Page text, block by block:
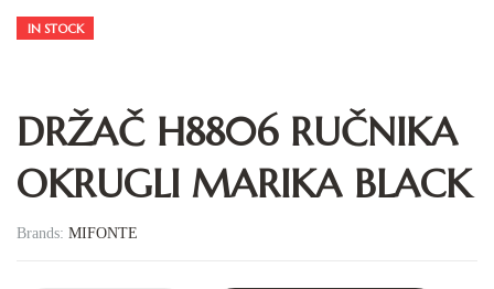
IN STOCK
DRŽAČ H8806 RUČNIKA
OKRUGLI MARIKA BLACK
Brands: MIFONTE